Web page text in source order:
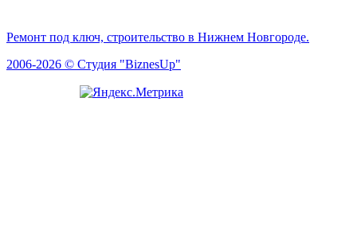
Ремонт под ключ, строительство в Нижнем Новгороде.
2006-2026 © Студия "BiznesUp"